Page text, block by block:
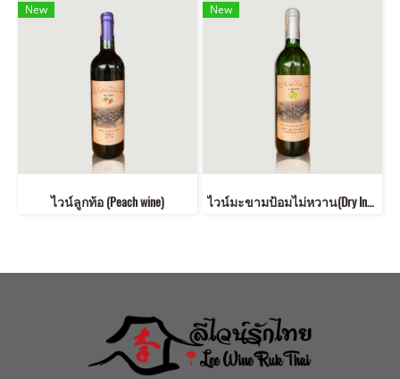
New
ไวน์ลูกท้อ (Peach wine)
New
ไวน์มะขามป้อมไม่หวาน(Dry Indian gooseberry wine)